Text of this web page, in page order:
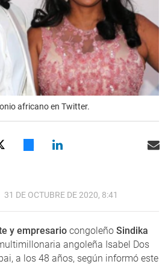
africano en Twitter.
31 DE OCTUBRE DE 2020, 8:41
y empresario congoleño Sindika
angoleña Isabel Dos
a los 48 años, según informó este